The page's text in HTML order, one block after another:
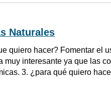
Naturales
quiero hacer? Fomentar el
muy interesante ya que las
3. ¿para qué quiero